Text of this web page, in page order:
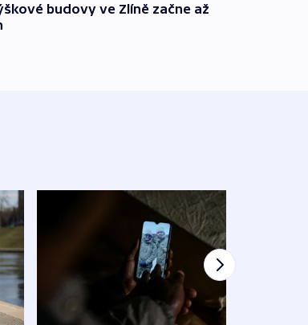
budovy ve Zlíně začne až